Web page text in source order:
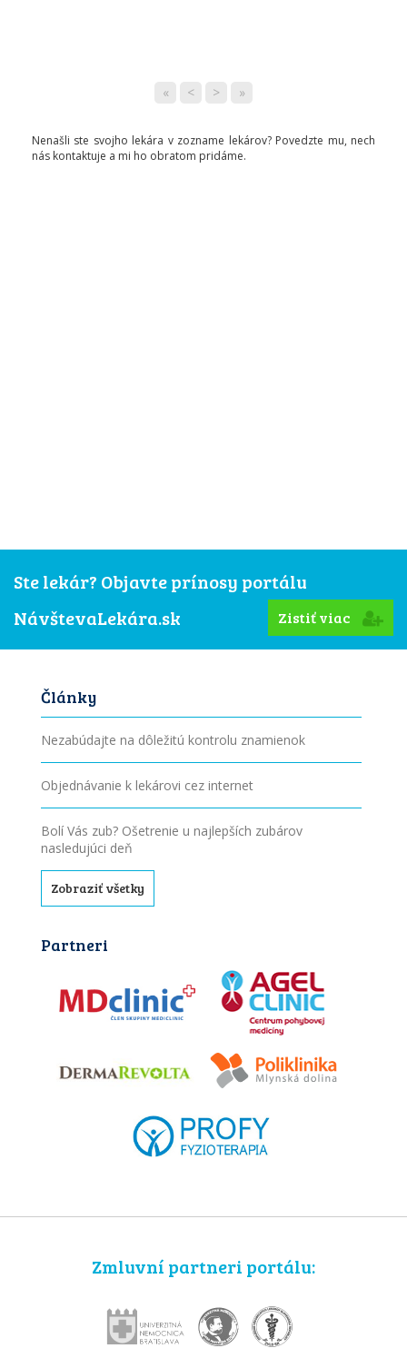
« < > »
Nenašli ste svojho lekára v zozname lekárov? Povedzte mu, nech
nás kontaktuje a mi ho obratom pridáme.
Ste lekár? Objavte prínosy portálu
NávštevaLekára.sk
Zistiť viac
Články
Nezabúdajte na dôležitú kontrolu znamienok
Objednávanie k lekárovi cez internet
Bolí Vás zub? Ošetrenie u najlepších zubárov
nasledujúci deň
Zobraziť všetky
Partneri
Zmluvní partneri portálu: